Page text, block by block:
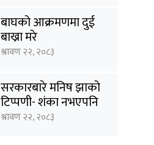
बाघको आक्रमणमा दुई
बाख्रा मरे
श्रावण २२, २०८३
सरकारबारे मनिष झाको
टिप्पणी- शंका नभएपनि
ढंग पुगेन, अब कालो चस्मा
श्रावण २२, २०८३